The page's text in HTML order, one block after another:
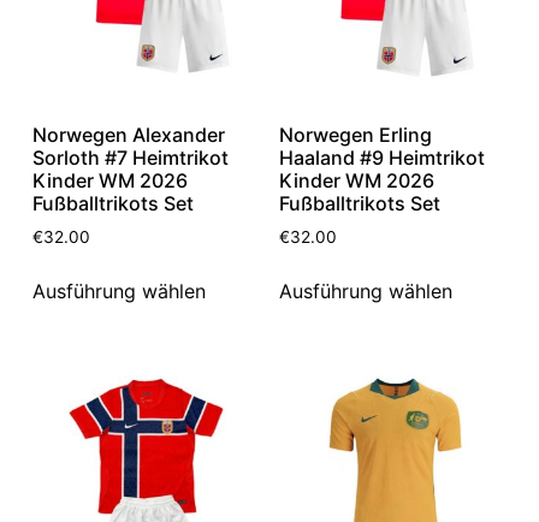
Norwegen Alexander
Sorloth #7 Heimtrikot
Kinder WM 2026
Fußballtrikots Set
€32.00
Ausführung wählen
Norwegen Erling
Haaland #9 Heimtrikot
Kinder WM 2026
Fußballtrikots Set
€32.00
Ausführung wählen